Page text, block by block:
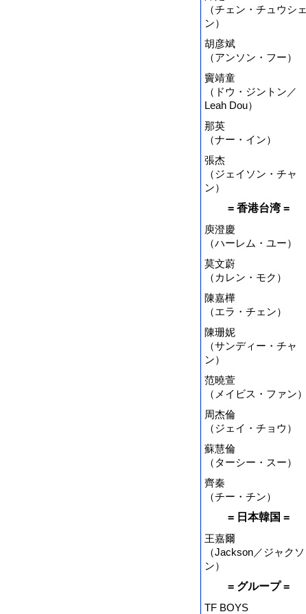
（チェン・チュウシェ
ン）
胡彦斌
（アンソン・フー）
竇靖童
（ドウ・ジントン／
Leah Dou）
那英
（ナー・イン）
張杰
（ジェイソン・チャ
ン）
= 香港台湾 =
庾澄慶
（ハーレム・ユー）
莫文蔚
（カレン・モク）
陳嘉樺
（エラ・チェン）
陳珊妮
（サンディー・チャ
ン）
范曉萱
（メイビス・ファン）
周杰倫
（ジェイ・チョウ）
蘇慧倫
（ターシー・スー）
齊秦
（チー・チン）
= 日本韓国 =
王嘉爾
（Jackson／ジャクソ
ン）
= グループ =
TF BOYS